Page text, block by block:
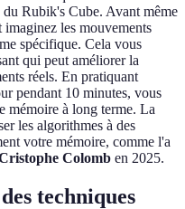
Rubik's Cube. Avant même
les mouvements
spécifique. Cela vous
qui peut améliorer la
réels. En pratiquant
pendant 10 minutes, vous
mémoire à long terme. La
les algorithmes à des
votre mémoire, comme l'a
Colomb en 2025.
techniques